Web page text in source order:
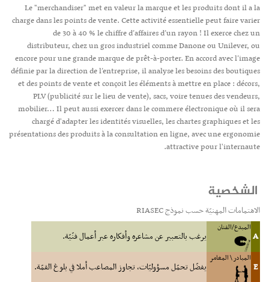
Le "merchandiser" met en valeur la marque et les produits dont il a la
charge dans les points de vente. Cette activité essentielle peut faire varier
de 30 à 40 % le chiffre d’affaires d’un rayon ! Il exerce chez un
distributeur, chez un gros industriel comme Danone ou Unilever, ou
encore pour une grande marque de prêt-à-porter. En accord avec l’image
définie par la direction de l’entreprise, il analyse les besoins des boutiques
et des points de vente et conçoit les éléments à mettre en place : décors,
PLV (publicité sur le lieu de vente), sacs, voire tenues des vendeurs,
mobilier… Il peut aussi exercer dans le commere électronique où il sera
chargé d'adapter les identités visuelles, les chartes graphiques et les
présentations des produits à la consultation en ligne, avec une ergonomie
attractive pour l'internaute.
الشخصية
الاهتمامات المهنيّة حسب نموذج RIASEC
A
المبدع/الفنان
يرغب بالتعبير عن مشاعره وأفكاره عبر أعمال فنّيّة.
E
المبادر \ المغامر
يفضّل تحمّل مسؤوليّات، تجاوز المصاعب أملا في بلوغ القمّة.